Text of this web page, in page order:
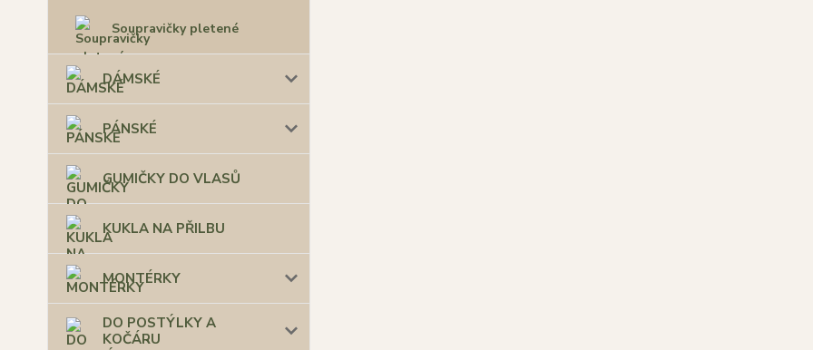
Soupravičky pletené
DÁMSKÉ
PÁNSKÉ
GUMIČKY DO VLASŮ
KUKLA NA PŘILBU
MONTÉRKY
DO POSTÝLKY A
KOČÁRU